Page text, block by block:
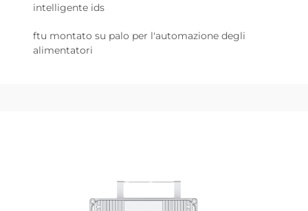
intelligente ids
ftu montato su palo per l'automazione degli
alimentatori